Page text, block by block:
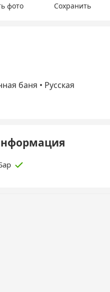
фото Сохранить
баня • Русская